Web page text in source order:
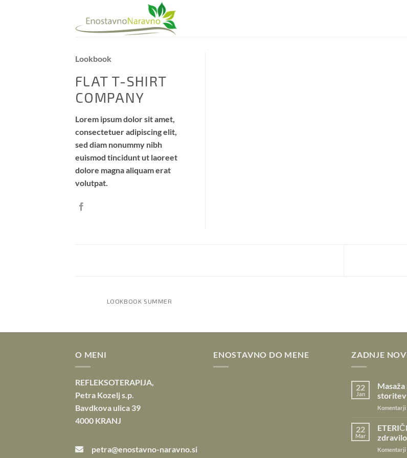
Lookbook
FLAT T-SHIRT
COMPANY
Lorem ipsum dolor sit amet,
consectetuer adipiscing elit,
sed diam nonummy nibh
euismod tincidunt ut laoreet
dolore magna aliquam erat
volutpat.
LOOKBOOK SUMMER
O MENI
REFLEKSOTERAPIJA,
Petra Kozelj s.p.
Bavdkova ulica 39
4000 KRANJ
petra@enostavno-naravno.si
ENOSTAVNO DO MENE ZADNJE
22
Jan
storitev
Komentarji
22
Mar
Komentarji